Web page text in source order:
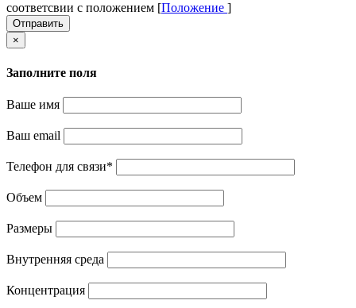
соответсвии с положением [Положение ]
Отправить
×
Заполните поля
Ваше имя
Ваш email
Телефон для связи*
Объем
Размеры
Внутренняя среда
Концентрация